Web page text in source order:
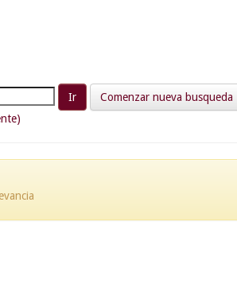
Comenzar nueva busqueda